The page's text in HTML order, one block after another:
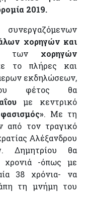
2019.
χορηγών και
των χορηγών
το πλήρες και
εκδηλώσεων,
φέτος θα
με κεντρικό
. Με τη
τον τραγικό
Αλέξανδρου
Δημητρίου θα
χρονιά -όπως με
38 χρόνια- να
τη μνήμη του